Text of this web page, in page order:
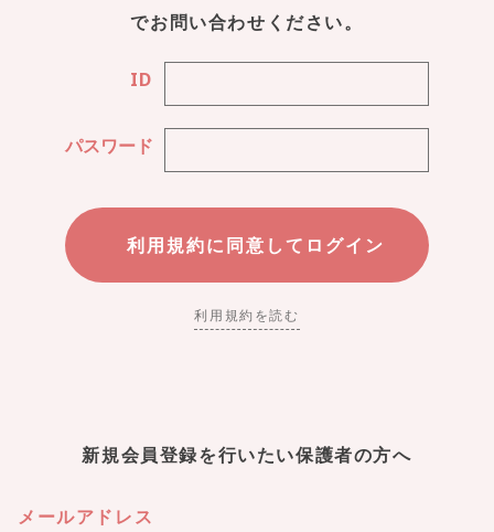
でお問い合わせください。
ID
パスワード
利用規約を読む
新規会員登録を行いたい保護者の方へ
メールアドレス